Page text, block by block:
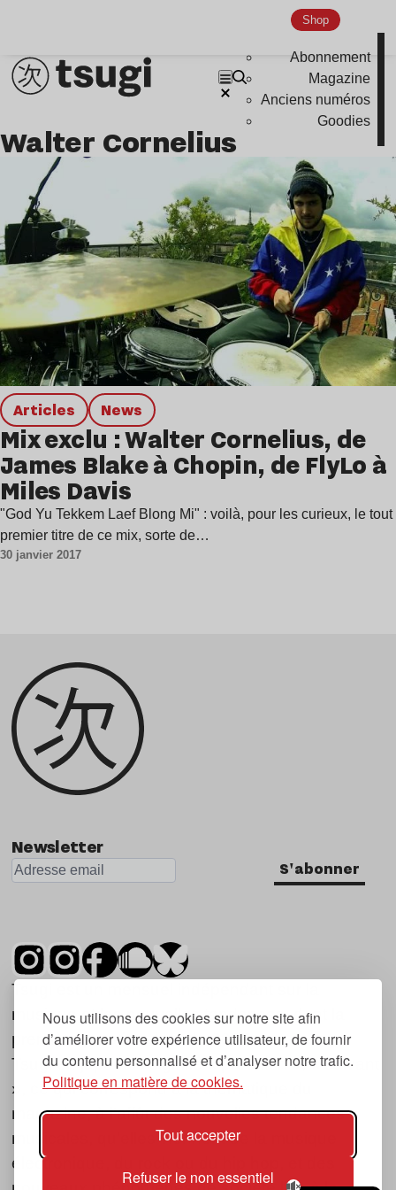
Nous utilisons des cookies sur notre site afin
d’améliorer votre expérience utilisateur, de fournir
du contenu personnalisé et d’analyser notre trafic.
Politique en matière de cookies.
Tout accepter
Refuser le non essentiel
Shop
Abonnement
Magazine
Anciens numéros
Goodies
Walter Cornelius
Articles news
Mix exclu : Walter Cornelius, de
James Blake à Chopin, de FlyLo à
Miles Davis
"God Yu Tekkem Laef Blong Mi" : voilà, pour les curieux, le tout
premier titre de ce mix, sorte de…
30 janvier 2017
Newsletter
S'abonner
Tsugi est un mensuel indépendant sur la
musique et les nouvelles tendances, dont la
première parution date de 2007.
Tsugi en japonais signifie « prochain », « suivant
», ce qui correspond à la thématique du
magazine, à l’affût des nouvelles tendances
musicales, qu’elles viennent de la musique
électronique, du rock ou du hip hop, et des